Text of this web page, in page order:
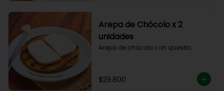
Arepa de Chócolo x 2
unidades
Arepa de chócolo con quesito.
$29.800